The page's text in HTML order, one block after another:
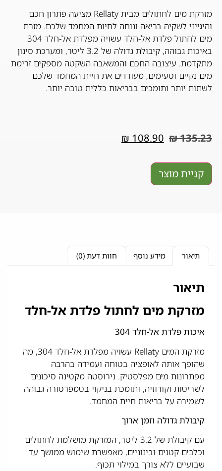
מזרקת מים לחתולים מבית Rellaty מציעה פתרון חכם
והיגייני לשקיה בריאה ונוחה לחיות המחמד שלכם. מזרת
מים לחתול פלדת אל-חלד עשויה מפלדת אל-חלד 304
באיכות גבוהה, קיבולת גדולה של 3.2 ליטר, ומערכת סינון
מתקדמת. עיצובה החכם והמשאבה השקטה מספקים זרימת
מים נקיים וטעימים, מעודדים את חיית המחמד שלכם
לשתות יותר ותומכים בבריאות כללית טובה יותר.
₪135.23
₪ 108.90
קניית מוצר
תיאור מידע נוסף חוות דעת (0)
תיאור
מזרקת מים לחתול פלדת אל-חלד
איכות פלדת אל-חלד 304
מזרקת המים Rellaty עשויה מפלדת אל-חלד 304, מה
שהופך אותה לאופציה בטוחה ועמידה בהרבה
מפתרונות מים מפלסטיק. נירוסטה מקטינה סיכונים
לשריטות וקורוזיה, ותומכת בניקוי בטמפרטורה גבוהה
לשמירה על בריאות חיית המחמד.
קיבולת גדולה וזמן ארוך
עם קיבולת של 3.2 ליטר, המזרקת מושלמת לחתולים
וכלבים קטנים ובינוניים, מאפשרת שימוש ממושך עד
שבועיים ללא צורך במילוי תכוף.